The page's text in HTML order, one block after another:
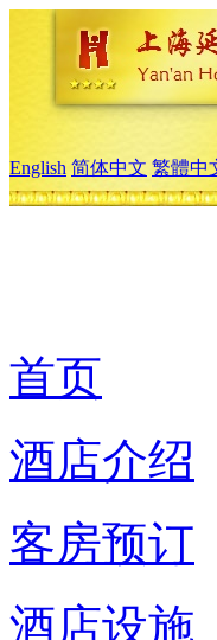
English 简体中文 繁體中
首页
酒店介绍
客房预订
酒店设施